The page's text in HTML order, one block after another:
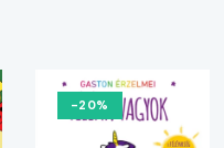
-20%